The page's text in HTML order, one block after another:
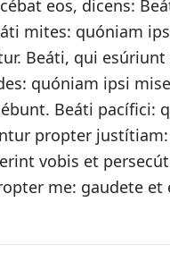
eos, dicens:
mites: quóniam
Beáti, qui
quóniam ipsi
Beáti pacífici:
propter
vobis et
me: gaudete